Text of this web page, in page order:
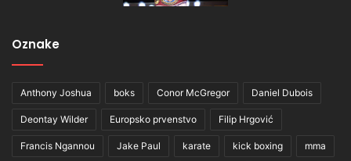
Oznake
Anthony Joshua boks Conor McGregor Daniel Dubois
Deontay Wilder Europsko prvenstvo Filip Hrgović
Francis Ngannou Jake Paul karate kick boxing mma